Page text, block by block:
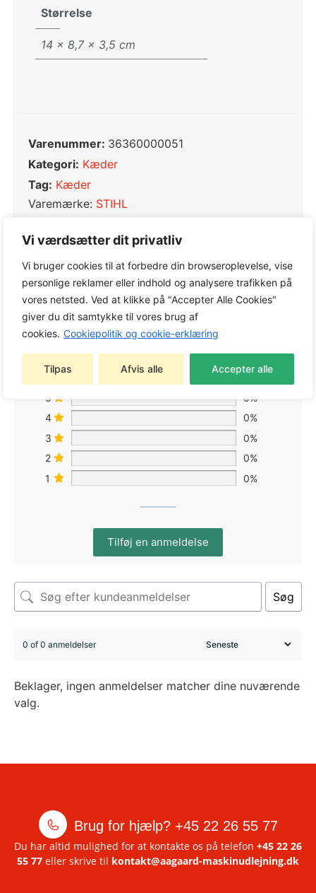
Vi værdsætter dit privatliv
Vi bruger cookies til at forbedre din browseroplevelse, vise
personlige reklamer eller indhold og analysere trafikken på
vores netsted. Ved at klikke på "Accepter Alle Cookies"
giver du dit samtykke til vores brug af
cookies. Cookiepolitik og cookie-erklæring
Tilpas Afvis alle Accepter alle
Størrelse
14 × 8,7 × 3,5 cm
Varenummer: 36360000051
Kategori: Kæder
Tag: Kæder
Varemærke: STIHL
0,0
Baseret på 0 anmeldelser
5
0%
4
0%
3
0%
2
0%
1
0%
Tilføj en anmeldelse
Søg
0 of 0 anmeldelser
Beklager, ingen anmeldelser matcher dine nuværende
valg.
Brug for hjælp? +45 22 26 55 77
Du har altid mulighed for at kontakte os på telefon +45 22 26
55 77 eller skrive til kontakt@aagaard-maskinudlejning.dk